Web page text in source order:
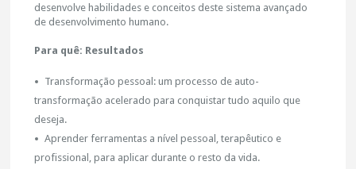
desenvolve habilidades e conceitos deste sistema avançado
de desenvolvimento humano.
Para quê: Resultados
Transformação pessoal: um processo de auto-
transformação acelerado para conquistar tudo aquilo que
deseja.
Aprender ferramentas a nível pessoal, terapêutico e
profissional, para aplicar durante o resto da vida.